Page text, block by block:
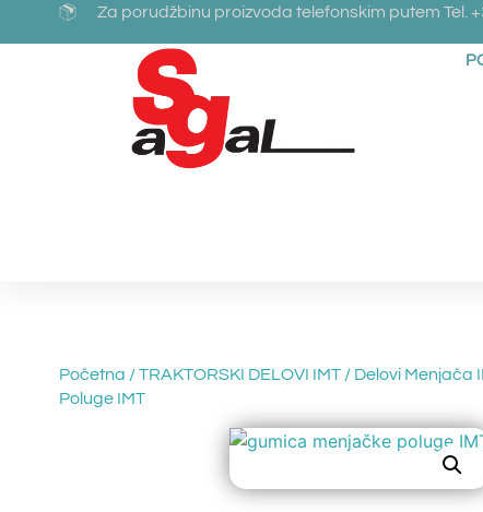
Za porudžbinu proizvoda telefonskim putem Tel.
Početna /TRAKTORSKI DELOVI IMT/ Delovi Menjača
Poluge IMT